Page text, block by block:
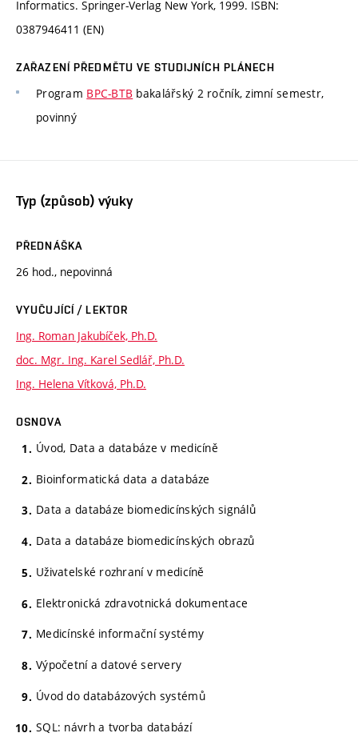
Informatics. Springer-Verlag New York, 1999. ISBN:
0387946411 (EN)
ZAŘAZENÍ PŘEDMĚTU VE STUDIJNÍCH PLÁNECH
Program BPC-BTB bakalářský 2 ročník, zimní semestr,
povinný
Typ (způsob) výuky
PŘEDNÁŠKA
26 hod., nepovinná
VYUČUJÍCÍ / LEKTOR
Ing. Roman Jakubíček, Ph.D.
doc. Mgr. Ing. Karel Sedlář, Ph.D.
Ing. Helena Vítková, Ph.D.
OSNOVA
Úvod, Data a databáze v medicíně
Bioinformatická data a databáze
Data a databáze biomedicínských signálů
Data a databáze biomedicínských obrazů
Uživatelské rozhraní v medicíně
Elektronická zdravotnická dokumentace
Medicínské informační systémy
Výpočetní a datové servery
Úvod do databázových systémů
SQL: návrh a tvorba databází